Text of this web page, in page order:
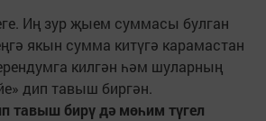
Иң зур җыем суммасы булган
якын сумма китүгә карамастан
килгән һәм шуларның
дип тавыш биргән.
тавыш бирү дә мөһим түгел